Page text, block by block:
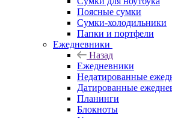
Поясные сумки
Сумки-холодильники
Папки и портфели
Ежедневники
Назад
Ежедневники
Недатированные
Датированные
Планинги
Блокноты